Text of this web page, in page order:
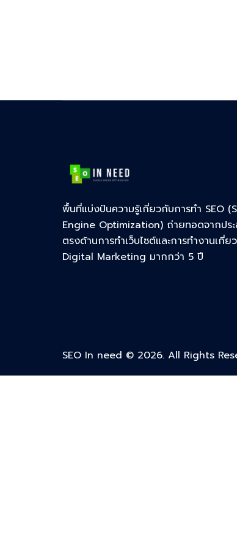
พื้นที่แบ่งปันความรู้เกี่ยวกับการทำ SEO
Engine Optimization) ถ่ายทอดจากปร
ตรงด้านการทำเว็บไซต์และการทำงานเกี่ย
Digital Marketing มากกว่า 5 ปี
SEO In need © 2026. All Rights